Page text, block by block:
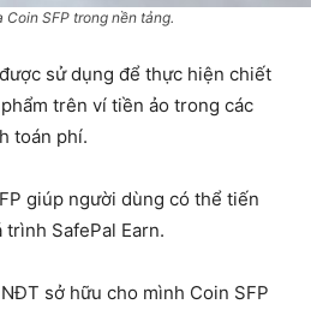
Coin SFP trong nền tảng.
sử dụng để thực hiện chiết
trên ví tiền ảo trong các
toán phí.
giúp người dùng có thể tiến
SafePal Earn.
sở hữu cho mình Coin SFP